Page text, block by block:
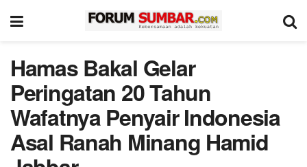
Hamas Bakal Gelar
Peringatan 20 Tahun
Wafatnya Penyair Indonesia
Asal Ranah Minang Hamid